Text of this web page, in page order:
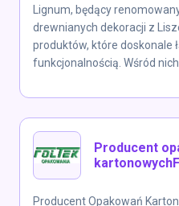
Lignum, będący
drewnianych dekoracji z
produktów, które doskonale
funkcjonalnością. Wśród nich
Producent
Producent Opakowań